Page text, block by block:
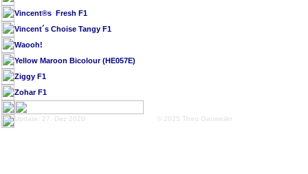
Vincent®s Fresh F1
Vincent´s Choise Tangy F1
Waooh!
Yellow Maroon Bicolour (HE057E)
Ziggy F1
Zohar F1
Update: 27. Dez 2020 © 2025 Theo Gauweiler